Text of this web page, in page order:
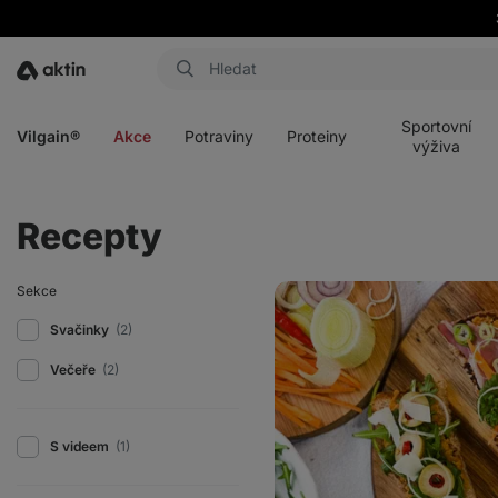
Aktin
Vilgain® Akce Potraviny Proteiny
Sportovní
výživa
Recepty
Sekce
Svačinky (2)
Večeře (2)
S videem (1)
Obložená
bruschetta
s
hummusem